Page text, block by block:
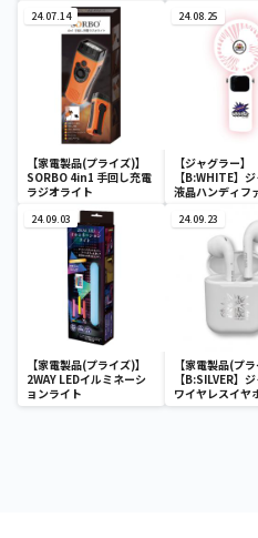
24.07.14
【家電製品(プライズ)】
SORBO 4in1 手回し充電
ラジオライト
24.08.25
【ジャグラー】
【B:WHITE】
液晶ハンディフ
24.09.03
【家電製品(プライズ)】
2WAY LEDイルミネーシ
ョンライト
24.09.23
【家電製品(プラ
【B:SILVER】
ワイヤレスイヤ